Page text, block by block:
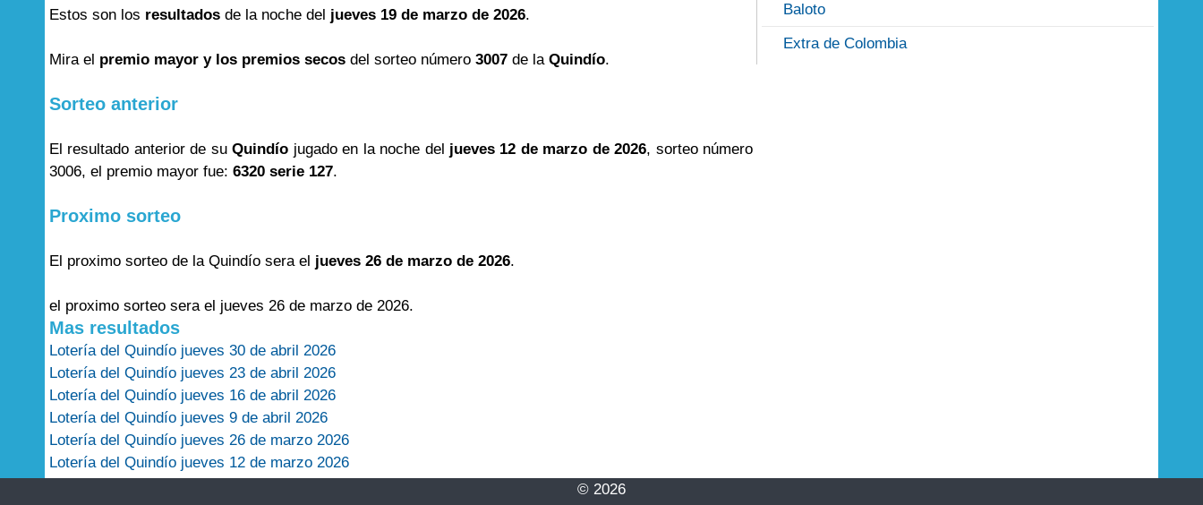
Estos son los resultados de la noche del jueves 19 de marzo de 2026.
Mira el premio mayor y los premios secos del sorteo número 3007 de la Quindío.
Sorteo anterior
El resultado anterior de suQuindío jugado en la noche del jueves 12 de marzo de 2026, sorteo número
3006, el premio mayor fue: 6320 serie 127.
Proximo sorteo
El proximo sorteo de la Quindío sera el jueves 26 de marzo de 2026.
el proximo sorteo sera el jueves 26 de marzo de 2026.
Mas resultados
Lotería del Quindío jueves 30 de abril 2026
Lotería del Quindío jueves 23 de abril 2026
Lotería del Quindío jueves 16 de abril 2026
Lotería del Quindío jueves 9 de abril 2026
Lotería del Quindío jueves 26 de marzo 2026
Lotería del Quindío jueves 12 de marzo 2026
Baloto
Extra de Colombia
© 2026